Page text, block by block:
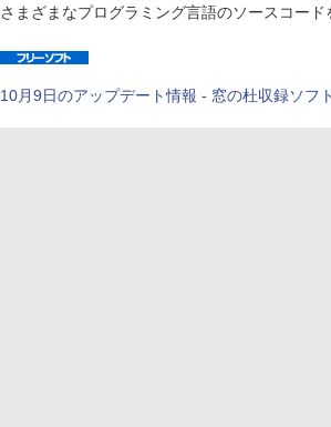
さまざまなプログラミング言語のソースコー
10月9日のアップデート情報 - 窓の杜収録ソフト